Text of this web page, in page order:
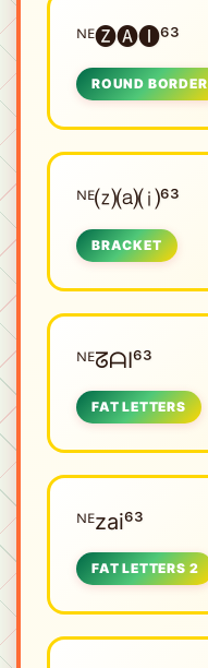
ᴺᴱㅤ🅩🅐🅘⁶³
ROUND BORDER
ᴺᴱㅤ⒵⒜⒤⁶³
BRACKET
ᴺᴱㅤᘔᗩI⁶³
FAT LETTERS
ᴺᴱㅤzai⁶³
FAT LETTERS 2